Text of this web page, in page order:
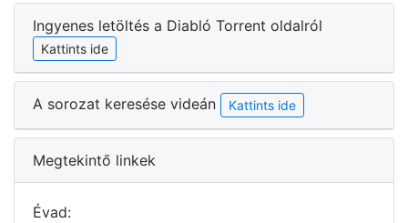
Ingyenes letöltés a Diabló Torrent oldalról
Kattints ide
A sorozat keresése videán Kattints ide
Megtekintő linkek
Évad: